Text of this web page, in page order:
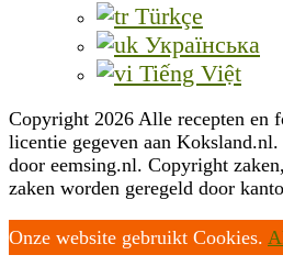
Türkçe
Українська
Tiếng Việt
Copyright 2026 Alle recepten en
licentie gegeven aan
door eemsing.nl. Copyright
zaken worden geregeld door
Onze website gebruikt Cookies.